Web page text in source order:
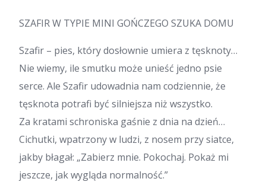
SZAFIR W TYPIE MINI GOŃCZEGO SZUKA DOMU
Szafir – pies, który dosłownie umiera z tęsknoty…
Nie wiemy, ile smutku może unieść jedno psie
serce. Ale Szafir udowadnia nam codziennie, że
tęsknota potrafi być silniejsza niż wszystko.
Za kratami schroniska gaśnie z dnia na dzień…
Cichutki, wpatrzony w ludzi, z nosem przy siatce,
jakby błagał: „Zabierz mnie. Pokochaj. Pokaż mi
jeszcze, jak wygląda normalność.”